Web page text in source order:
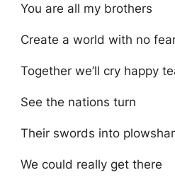
You are all my brothers
Create a world with no
Together we’ll cry happy
See the nations turn
Their swords into
We could really get there